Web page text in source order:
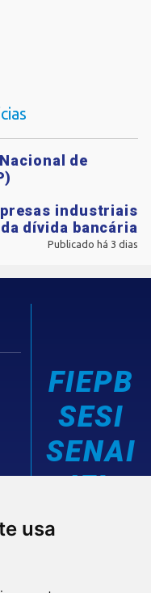
usa
de
industriais
dívida bancária
Publicado há 3 dias
FIEPB
SESI
SENAI
IEL